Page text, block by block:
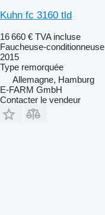
Kuhn fc 3160 tld
16 660 € TVA incluse
Faucheuse-conditionneuse
2015
Type remorquée
Allemagne, Hamburg
E-FARM GmbH
Contacter le vendeur